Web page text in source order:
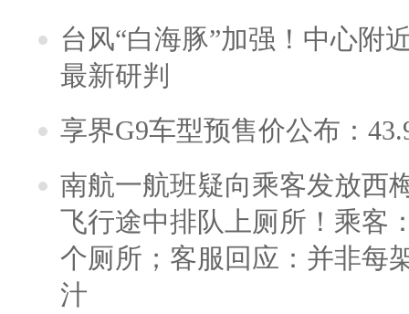
台风“白海豚”加强！中心附
最新研判
享界G9车型预售价公布：
南航一航班疑向乘客发放西
飞行途中排队上厕所！乘客
个厕所；客服回应：并非每
汁